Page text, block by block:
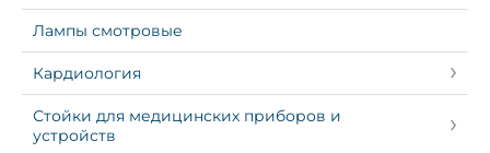
Лампы смотровые
Кардиология
Стойки для медицинских приборов и
устройств